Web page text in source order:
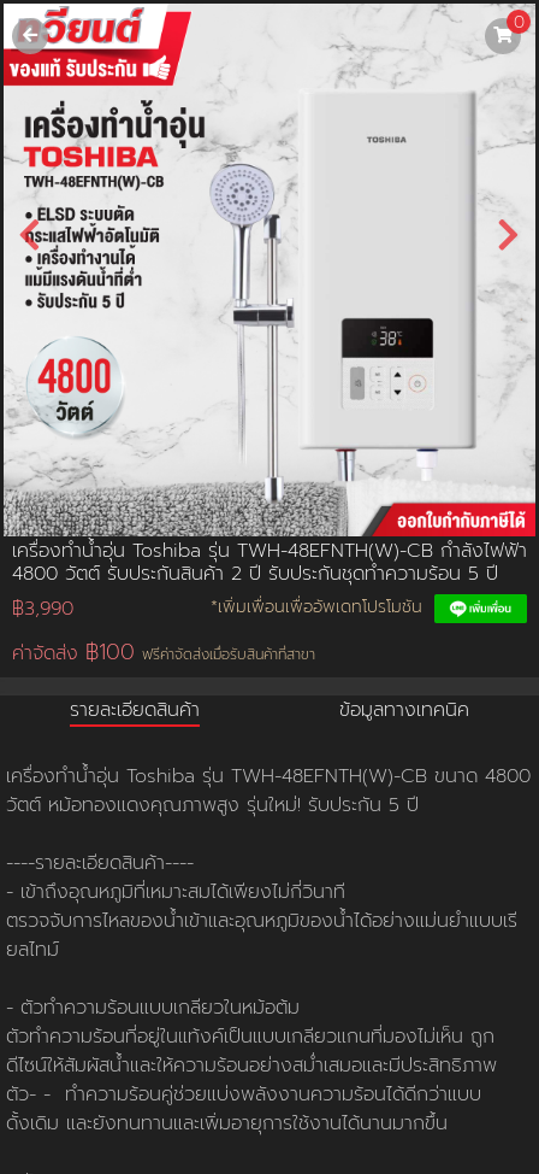
0
เครื่องทำน้ำอุ่น Toshiba รุ่น TWH-48EFNTH(W)-CB กำลังไฟฟ้า
4800 วัตต์ รับประกันสินค้า 2 ปี รับประกันชุดทำความร้อน 5 ปี
฿3,990
*เพิ่มเพื่อนเพื่ออัพเดทโปรโมชัน
ค่าจัดส่ง ฿100 ฟรีค่าจัดส่งเมื่อรับสินค้าที่สาขา
รายละเอียดสินค้า ข้อมูลทางเทคนิค
username
password
LOGIN
สมัครสมาชิค ลืมรหัสผ่าน?
การซื้อของฉัน
🔥โปรโมชัน🔥
แคตตาล็อค
การชำระเงิน
ขั้นตอนการสั่งซื้อ
คณะกรรมการบริหาร
การคืนเงินและคืนสินค้า
ทวียนต์ 53 สาขา
ผลงานของเรา
สมัครงาน
นโยบายการใช้คุกกี้